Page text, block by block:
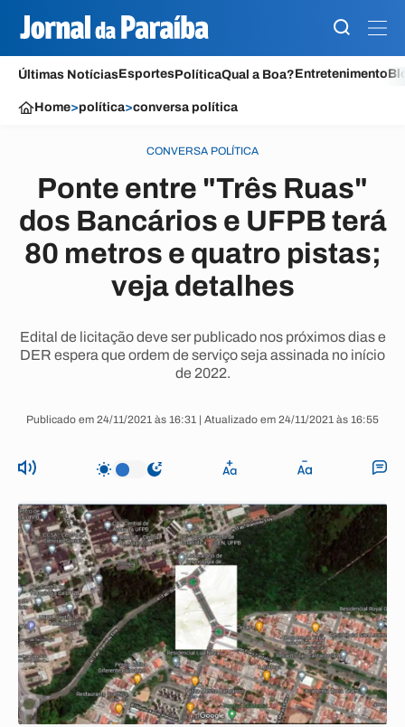
Últimas NotíciasEsportesPolíticaQual a Boa?Entretenimento
Home>política>conversa política
CONVERSA POLÍTICA
Ponte entre "Três Ruas"
dos Bancários e UFPB terá
80 metros e quatro pistas;
veja detalhes
Edital de licitação deve ser publicado nos próximos dias e
DER espera que ordem de serviço seja assinada no início
de 2022.
Publicado em 24/11/2021 às 16:31 | Atualizado em 24/11/2021 às 16:55